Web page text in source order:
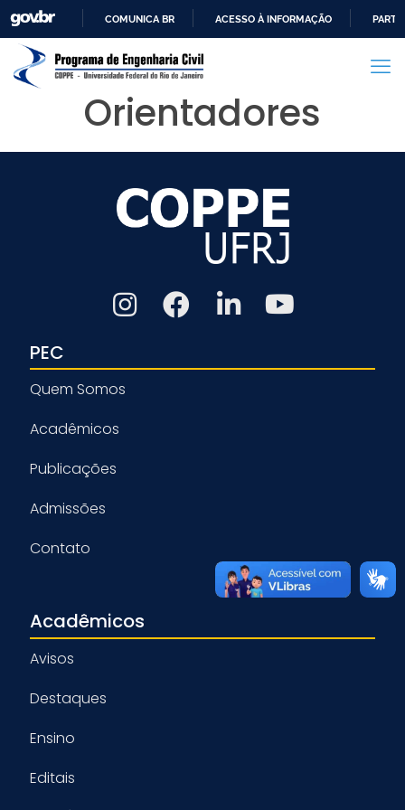
PARA
CONTEÚDO
COMUNICA BR ACESSO À INFORMAÇÃO
Orientadores
PEC
Quem Somos
Acadêmicos
Publicações
Admissões
Contato
Acadêmicos
Avisos
Destaques
Ensino
Editais